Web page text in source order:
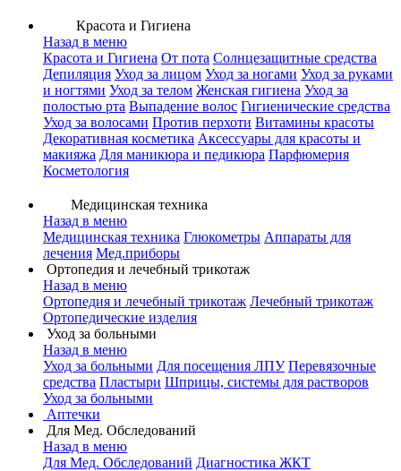
Красота и Гигиена
Назад в меню
Красота и Гигиена От пота Солнцезащитные средства
Депиляция Уход за лицом Уход за ногами Уход за руками
и ногтями Уход за телом Женская гигиена Уход за
полостью рта Выпадение волос Гигиенические средства
Уход за волосами Против перхоти Витамины красоты
Декоративная косметика Аксессуары для красоты и
макияжа Для маникюра и педикюра Парфюмерия
Косметология
Медицинская техника
Назад в меню
Медицинская техника Глюкометры Аппараты для
лечения Мед.приборы
Ортопедия и лечебный трикотаж
Назад в меню
Ортопедия и лечебный трикотаж Лечебный трикотаж
Ортопедические изделия
Уход за больными
Назад в меню
Уход за больными Для посещения ЛПУ Перевязочные
средства Пластыри Шприцы, системы для растворов
Уход за больными
Аптечки
Для Мед. Обследований
Назад в меню
Для Мед. Обследований Диагностика ЖКТ